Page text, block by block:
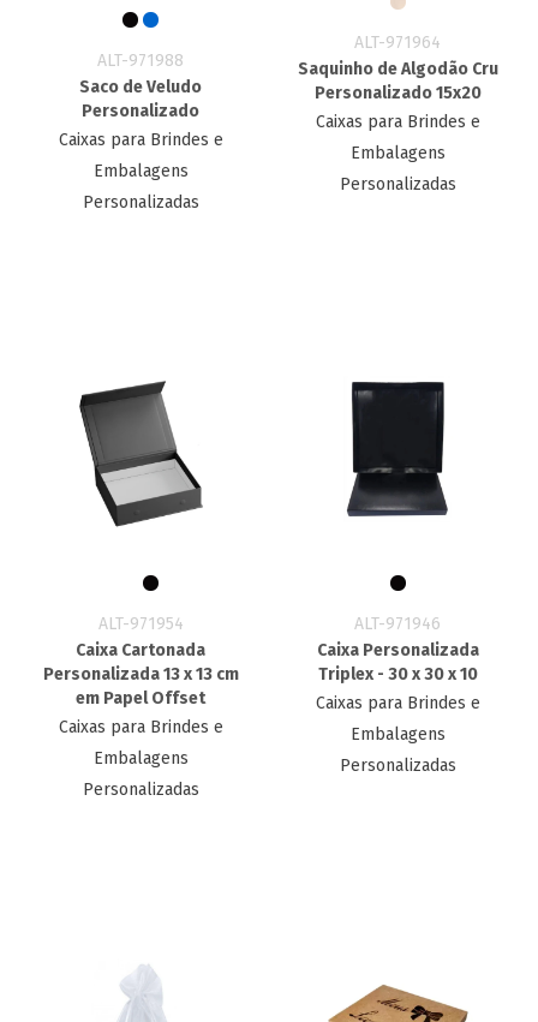
ALT-971988
Saco de Veludo
Personalizado
Caixas para Brindes e
Embalagens
Personalizadas
ALT-971964
Saquinho de Algodão Cru
Personalizado 15x20
Caixas para Brindes e
Embalagens
Personalizadas
ALT-971954
Caixa Cartonada
Personalizada 13 x 13 cm
em Papel Offset
Caixas para Brindes e
Embalagens
Personalizadas
ALT-971946
Caixa Personalizada
Triplex - 30 x 30 x 10
Caixas para Brindes e
Embalagens
Personalizadas